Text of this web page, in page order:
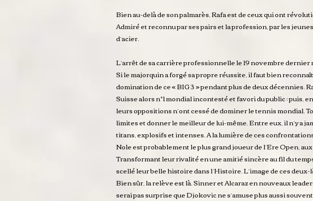
Bien au-delà de son palmarès, Rafa est de ceux qui ont
Admiré et reconnu par ses pairs et la profession, par les
d’acier.
L’arrêt de sa carrière professionnelle le 19 novembre dernier
Si le majorquin a forgé sa propre réussite, il faut bien
domination de ce « BIG 3 » pendant plus de deux décennies.
Suisse alors n°1 mondial incontesté et favori du public ; puis,
leurs oppositions n’ont cessé de dominer le tennis mondial.
limites et donner le meilleur de lui-même. Entre eux, il n’y a
titans, explosifs et intenses. A la lumière de ces
Nole est probablement le plus grand joueur de l’Ere Open,
Transformant leur rivalité en une amitié sincère au fil du
scellé leur belle histoire dans l’Histoire. L’image de ces
Bien sûr, la relève est là. Sinner et Alcaraz en nouveaux
serai pas surprise que Djokovic ne s’amuse plus aussi